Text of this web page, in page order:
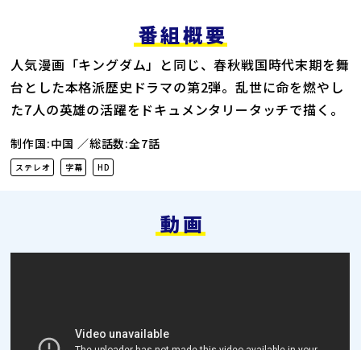
番組概要
人気漫画「キングダム」と同じ、春秋戦国時代末期を舞
台とした本格派歴史ドラマの第2弾。乱世に命を燃やし
た7人の英雄の活躍をドキュメンタリータッチで描く。
制作国:中国 総話数:全7話
ステレオ 字幕 HD
動画